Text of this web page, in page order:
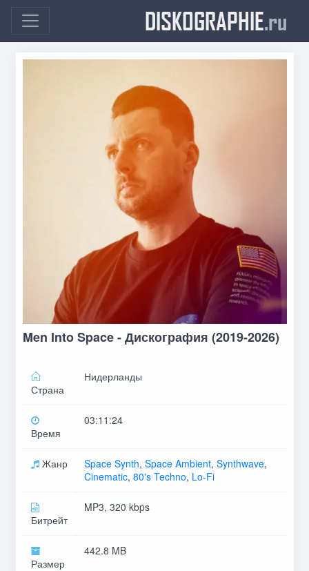
DISKOGRAPHIE.ru
Men Into Space - Дискография (2019-2026)
Страна
Нидерланды
Время
03:11:24
Жанр Space Synth, Space Ambient, Synthwave,
Cinematic, 80's Techno, Lo-Fi
Битрейт
MP3, 320 kbps
Размер
442.8 MB